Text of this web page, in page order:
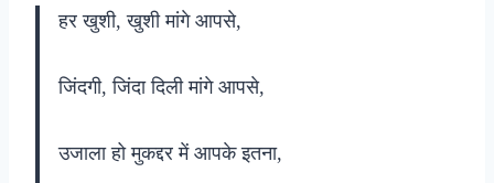
हर खुशी, खुशी मांगे आपसे,
जिंदगी, जिंदा दिली मांगे आपसे,
उजाला हो मुकद्दर में आपके इतना,